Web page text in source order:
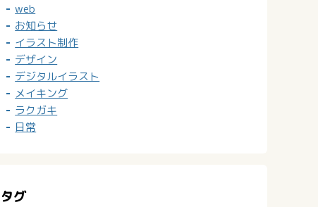
web
お知らせ
イラスト制作
デザイン
デジタルイラスト
メイキング
ラクガキ
日常
タグ